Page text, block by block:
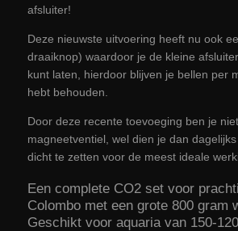
afsluiter!
Deze nieuwste uitvoering heeft nu ook
draaiknop) waardoor je de kleine
kunt laten, hierdoor blijven je bellen per
hebt behouden.
Door deze recente toevoeging ben je
magneetventiel, wel dien je dan
dicht te zetten voor de meest ideale
Een complete CO2 set voor
Colombo met een grote 800 gram
Geschikt voor aquaria van 150-